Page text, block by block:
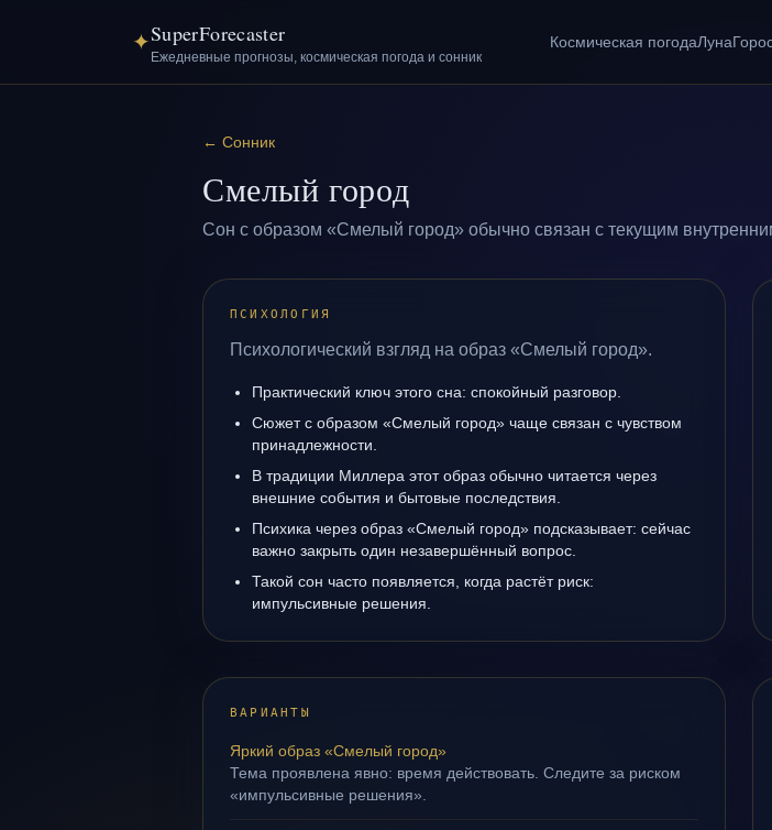
✦SuperForecaster
Ежедневные прогнозы, космическая погода и сонник
Космическая погодаЛуна
← Сонник
Смелый город
Сон с образом «Смелый город» обычно связан с текущим
ПСИХОЛОГИЯ
Психологический взгляд на образ «Смелый город».
Практический ключ этого сна: спокойный разговор.
Сюжет с образом «Смелый город» чаще связан с чувством
принадлежности.
В традиции Миллера этот образ обычно читается через
внешние события и бытовые последствия.
Психика через образ «Смелый город» подсказывает: сейчас
важно закрыть один незавершённый вопрос.
Такой сон часто появляется, когда растёт риск:
импульсивные решения.
ВАРИАНТЫ
Яркий образ «Смелый город»
Тема проявлена явно: время действовать. Следите за риском
«импульсивные решения».